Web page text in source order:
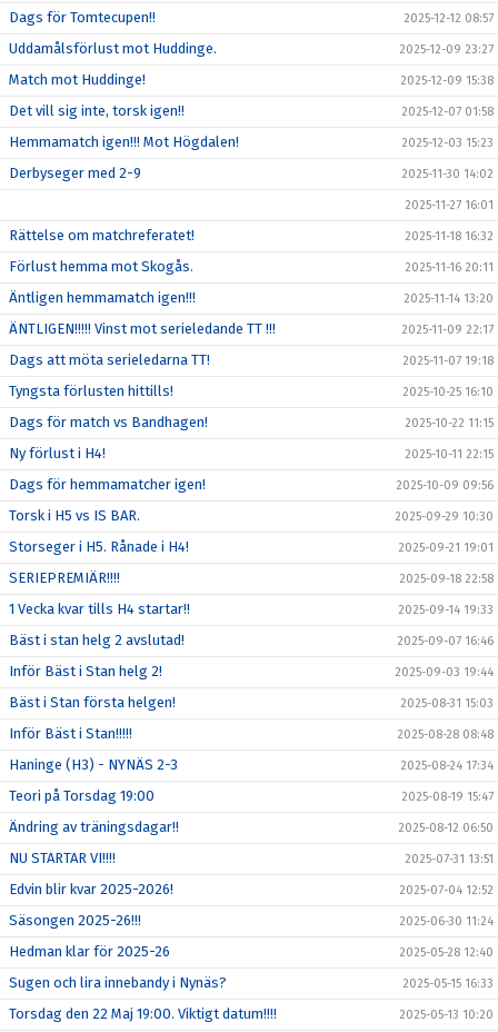
Dags för Tomtecupen!! 2025-12-12 08:57
Uddamålsförlust mot Huddinge. 2025-12-09 23:27
Match mot Huddinge! 2025-12-09 15:38
Det vill sig inte, torsk igen!! 2025-12-07 01:58
Hemmamatch igen!!! Mot Högdalen! 2025-12-03 15:23
Derbyseger med 2-9 2025-11-30 14:02
2025-11-27 16:01
Rättelse om matchreferatet! 2025-11-18 16:32
Förlust hemma mot Skogås. 2025-11-16 20:11
Äntligen hemmamatch igen!!! 2025-11-14 13:20
ÄNTLIGEN!!!!! Vinst mot serieledande TT !!! 2025-11-09 22:17
Dags att möta serieledarna TT! 2025-11-07 19:18
Tyngsta förlusten hittills! 2025-10-25 16:10
Dags för match vs Bandhagen! 2025-10-22 11:15
Ny förlust i H4! 2025-10-11 22:15
Dags för hemmamatcher igen! 2025-10-09 09:56
Torsk i H5 vs IS BAR. 2025-09-29 10:30
Storseger i H5. Rånade i H4! 2025-09-21 19:01
SERIEPREMIÄR!!!! 2025-09-18 22:58
1 Vecka kvar tills H4 startar!! 2025-09-14 19:33
Bäst i stan helg 2 avslutad! 2025-09-07 16:46
Inför Bäst i Stan helg 2! 2025-09-03 19:44
Bäst i Stan första helgen! 2025-08-31 15:03
Inför Bäst i Stan!!!!! 2025-08-28 08:48
Haninge (H3) - NYNÄS 2-3 2025-08-24 17:34
Teori på Torsdag 19:00 2025-08-19 15:47
Ändring av träningsdagar!! 2025-08-12 06:50
NU STARTAR VI!!!! 2025-07-31 13:51
Edvin blir kvar 2025-2026! 2025-07-04 12:52
Säsongen 2025-26!!! 2025-06-30 11:24
Hedman klar för 2025-26 2025-05-28 12:40
Sugen och lira innebandy i Nynäs? 2025-05-15 16:33
Torsdag den 22 Maj 19:00. Viktigt datum!!!! 2025-05-13 10:20